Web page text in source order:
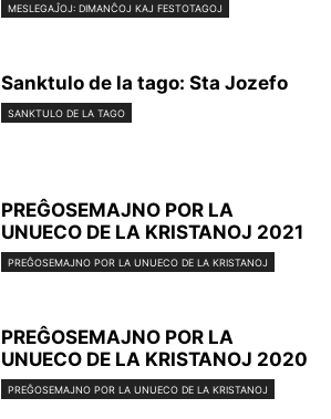
MESLEGAĴOJ: DIMANĈOJ KAJ FESTOTAGOJ
Sanktulo de la tago: Sta Jozefo
SANKTULO DE LA TAGO
PREĜOSEMAJNO POR LA
UNUECO DE LA KRISTANOJ 2021
PREĜOSEMAJNO POR LA UNUECO DE LA KRISTANOJ
PREĜOSEMAJNO POR LA
UNUECO DE LA KRISTANOJ 2020
PREĜOSEMAJNO POR LA UNUECO DE LA KRISTANOJ